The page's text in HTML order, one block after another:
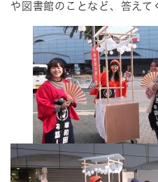
や図書館のことなど、答えて